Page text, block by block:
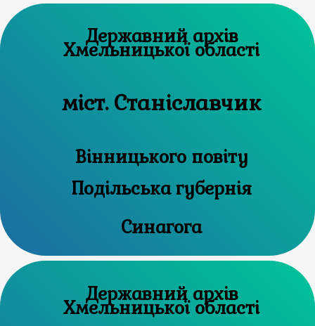
Державний архів
Хмельницької області
міст. Станіславчик
Вінницького повіту
Подільська губернія
Синагога
Державний архів
Хмельницької області